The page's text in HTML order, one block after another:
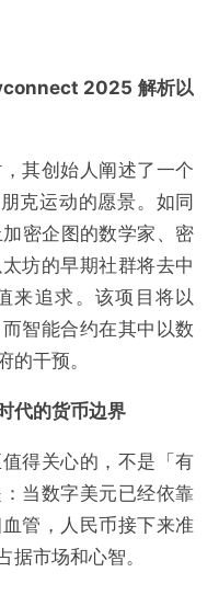
2025 解析以
其创始人阐述了一个
克运动的愿景。如同
密企图的数学家、密
坊的早期社群将去中
来追求。该项目将以
智能合约在其中以数
的干预。
代的货币边界
得关心的，不是「有
当数字美元已经依靠
管，人民币接下来准
据市场和心智。